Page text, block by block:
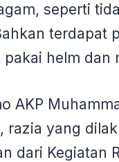
seperti
terdapat
helm dan
AKP
razia yang
dari Kegiatan